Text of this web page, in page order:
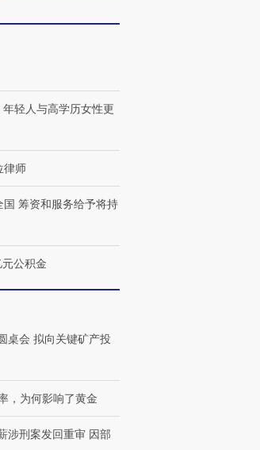
轻人与高学历女性更
律师
国 筹资和服务给予将持
元公积金
桌会 拟向关键矿产投
，为何影响了黄金
涉刑案发回重审 因部